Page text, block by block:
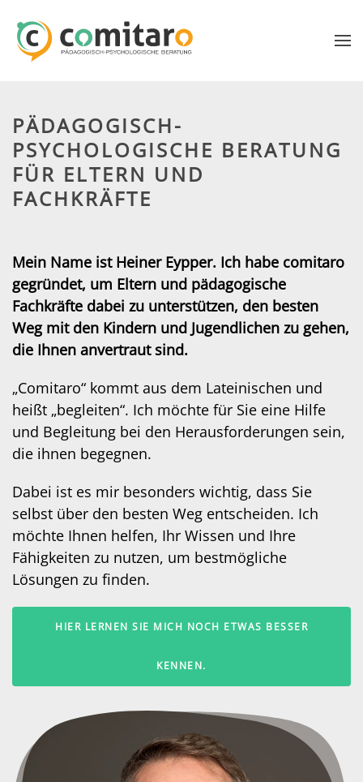
Zum Hauptinhalt springen
PÄDAGOGISCH-
PSYCHOLOGISCHE BERATUNG
FÜR ELTERN UND
FACHKRÄFTE
Mein Name ist Heiner Eypper. Ich habe comitaro
gegründet, um Eltern und pädagogische
Fachkräfte dabei zu unterstützen, den besten
Weg mit den Kindern und Jugendlichen zu gehen,
die Ihnen anvertraut sind.
„Comitaro“ kommt aus dem Lateinischen und
heißt „begleiten“. Ich möchte für Sie eine Hilfe
und Begleitung bei den Herausforderungen sein,
die ihnen begegnen.
Dabei ist es mir besonders wichtig, dass Sie
selbst über den besten Weg entscheiden. Ich
möchte Ihnen helfen, Ihr Wissen und Ihre
Fähigkeiten zu nutzen, um bestmögliche
Lösungen zu finden.
HIER LERNEN SIE MICH NOCH ETWAS BESSER
KENNEN.